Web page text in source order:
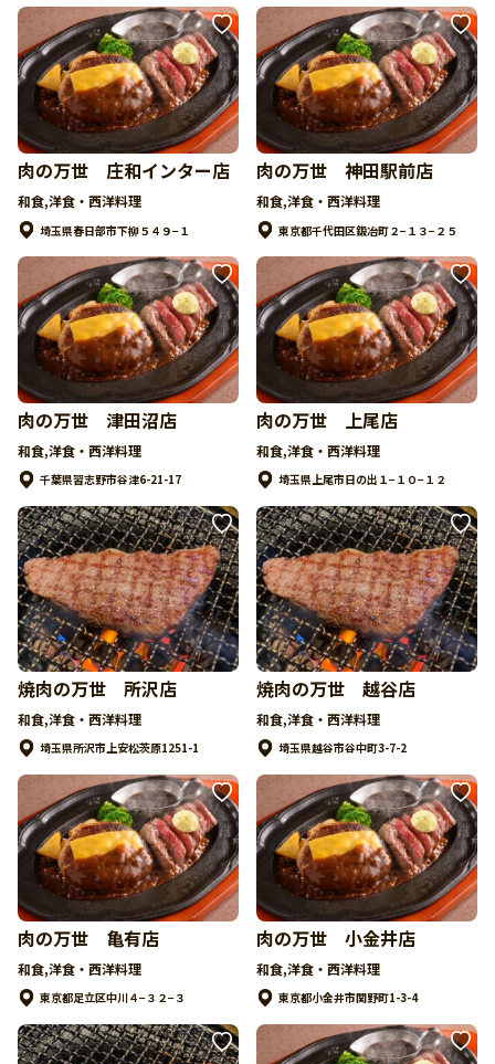
肉の万世 庄和インター店
和食,洋食・西洋料理
埼玉県春日部市下柳５４９−１
肉の万世 神田駅前店
和食,洋食・西洋料理
東京都千代田区鍛冶町２−１３−２５
肉の万世 津田沼店
和食,洋食・西洋料理
千葉県習志野市谷津6-21-17
肉の万世 上尾店
和食,洋食・西洋料理
埼玉県上尾市日の出１−１０−１２
焼肉の万世 所沢店
和食,洋食・西洋料理
埼玉県所沢市上安松茨原1251-1
焼肉の万世 越谷店
和食,洋食・西洋料理
埼玉県越谷市谷中町3-7-2
肉の万世 亀有店
和食,洋食・西洋料理
東京都足立区中川４−３２−３
肉の万世 小金井店
和食,洋食・西洋料理
東京都小金井市関野町1-3-4